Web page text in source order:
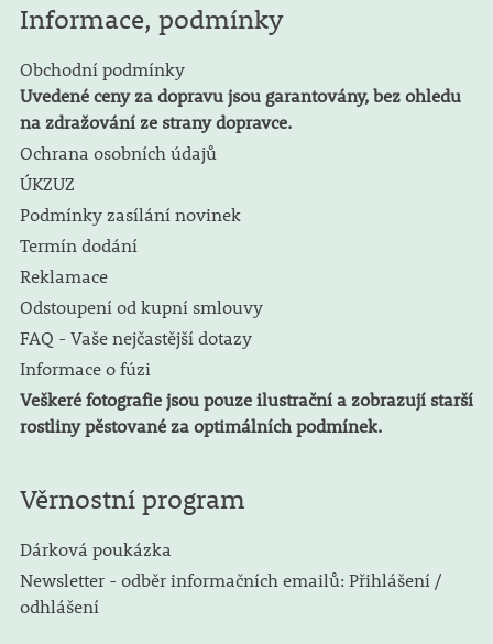
Informace, podmínky
Obchodní podmínky
Uvedené ceny za dopravu jsou garantovány, bez ohledu
na zdražování ze strany dopravce.
Ochrana osobních údajů
ÚKZUZ
Podmínky zasílání novinek
Termín dodání
Reklamace
Odstoupení od kupní smlouvy
FAQ - Vaše nejčastější dotazy
Informace o fúzi
Veškeré fotografie jsou pouze ilustrační a zobrazují starší
rostliny pěstované za optimálních podmínek.
Věrnostní program
Dárková poukázka
Newsletter - odběr informačních emailů: Přihlášení /
odhlášení